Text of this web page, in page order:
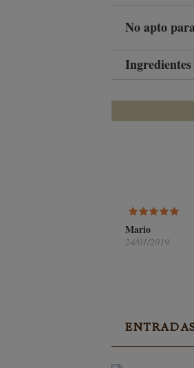
No apto
Ingredientes
Mario
24/01/2019